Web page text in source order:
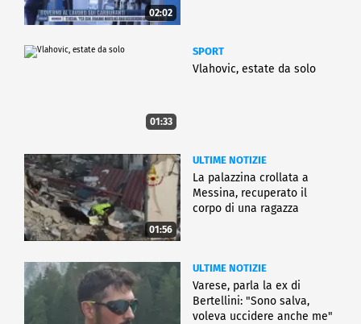
02:02
01:33
SPORT
Vlahovic, estate da solo
01:56
ULTIME NOTIZIE
La palazzina crollata a
Messina, recuperato il
corpo di una ragazza
ULTIME NOTIZIE
Varese, parla la ex di
Bertellini: "Sono salva,
voleva uccidere anche me"